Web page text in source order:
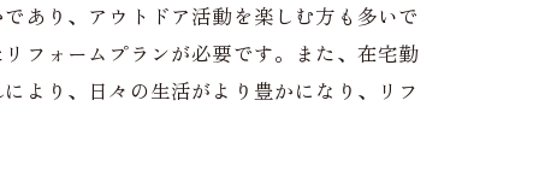
あり、アウトドア活動を楽しむ方も多いで
フォームプランが必要です。また、在宅勤
より、日々の生活がより豊かになり、リフ